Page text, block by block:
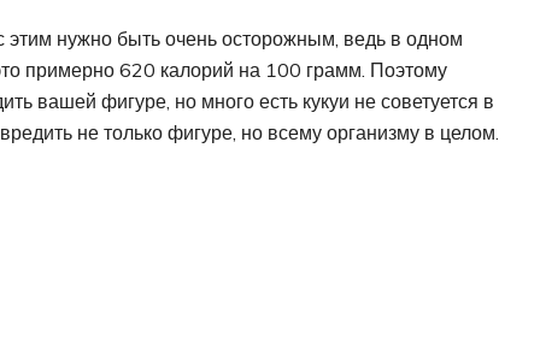
этим нужно быть очень осторожным, ведь в одном
примерно 620 калорий на 100 грамм. Поэтому
вашей фигуре, но много есть кукуи не советуется в
не только фигуре, но всему организму в целом.